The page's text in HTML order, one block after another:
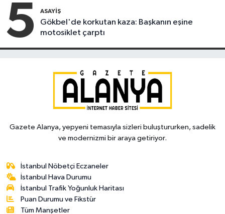
5 ASAYIŞ
Gökbel'de korkutan kaza: Başkanın eşine
motosiklet çarptı
Gazete Alanya, yepyeni temasıyla sizleri buluştururken, sadelik
ve modernizmi bir araya getiriyor.
İstanbul Nöbetçi Eczaneler
İstanbul Hava Durumu
İstanbul Trafik Yoğunluk Haritası
Puan Durumu ve Fikstür
Tüm Manşetler